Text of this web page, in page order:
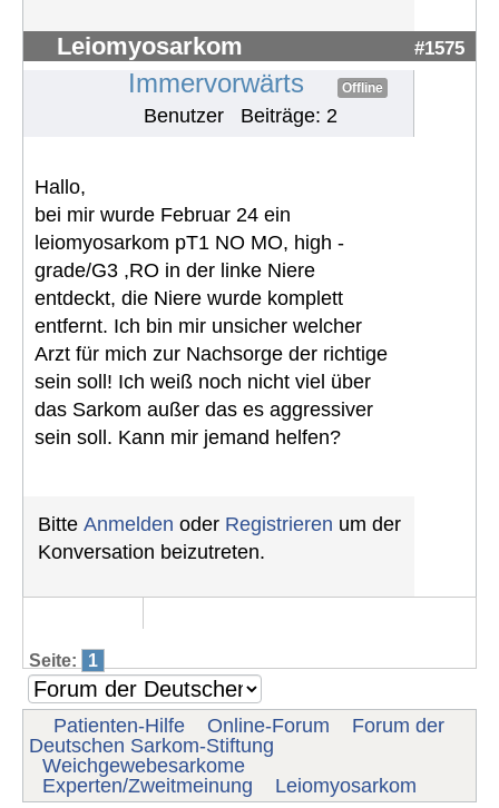
Leiomyosarkom #1575
Immervorwärts Offline
Benutzer Beiträge: 2
Hallo,
bei mir wurde Februar 24 ein
leiomyosarkom pT1 NO MO, high -
grade/G3 ,RO in der linke Niere
entdeckt, die Niere wurde komplett
entfernt. Ich bin mir unsicher welcher
Arzt für mich zur Nachsorge der richtige
sein soll! Ich weiß noch nicht viel über
das Sarkom außer das es aggressiver
sein soll. Kann mir jemand helfen?
Bitte Anmelden oder Registrieren um der
Konversation beizutreten.
Seite: 1
Patienten-Hilfe Online-Forum
Forum der
Deutschen Sarkom-Stiftung
Weichgewebesarkome
Experten/Zweitmeinung
Leiomyosarkom